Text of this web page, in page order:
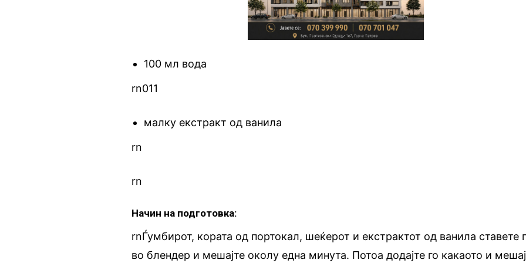
100 мл вода
rn011
малку екстракт од ванила
rn
rn
Начин на подготовка:
rnЃумбирот, кората од портокал, шеќерот и екстрактот од ванила ставете
во блендер и мешајте околу една минута. Потоа додајте го какаото и